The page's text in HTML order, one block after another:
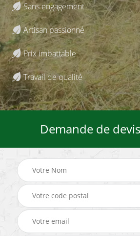
Sans engagement
Artisan passionné
Prix imbattable
Travail de qualité
Demande de